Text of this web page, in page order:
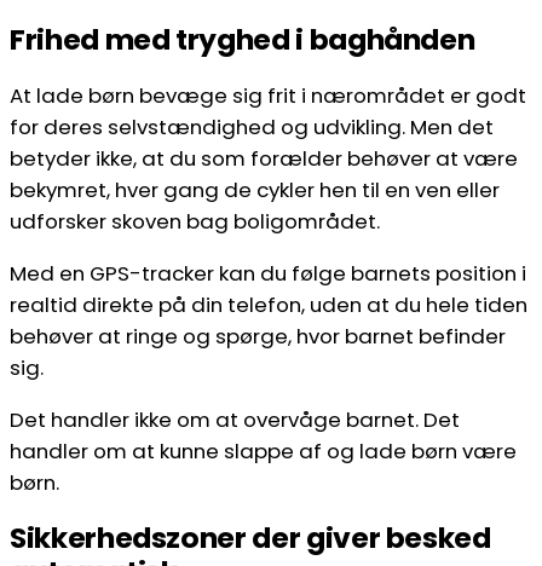
Frihed med tryghed i baghånden
At lade børn bevæge sig frit i nærområdet er godt
for deres selvstændighed og udvikling. Men det
betyder ikke, at du som forælder behøver at være
bekymret, hver gang de cykler hen til en ven eller
udforsker skoven bag boligområdet.
Med en GPS-tracker kan du følge barnets position i
realtid direkte på din telefon, uden at du hele tiden
behøver at ringe og spørge, hvor barnet befinder
sig.
Det handler ikke om at overvåge barnet. Det
handler om at kunne slappe af og lade børn være
børn.
Sikkerhedszoner der giver besked